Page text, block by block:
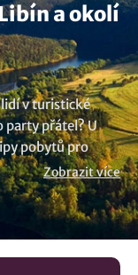
a okolí
v turistické
party přátel? U
pobytů pro
více osob. Můžete
stylových
si společné
kompletní
si vyberete.
Zobrazit více